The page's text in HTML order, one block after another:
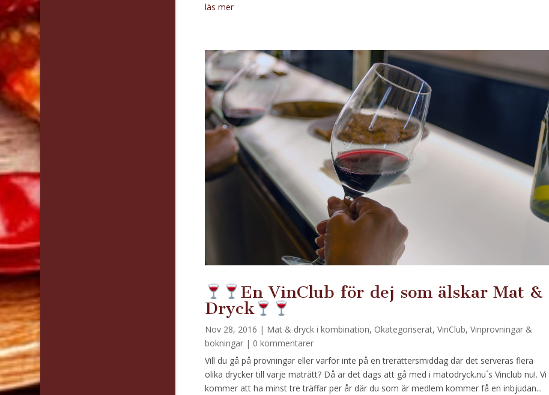
läs mer
En VinClub för dej som älskar Mat &
Dryck
Nov 28, 2016 | Mat & dryck i kombination, Okategoriserat,VinClub,Vinprovningar &
bokningar | 0 kommentarer
Vill du gå på provningar eller varför inte på en trerättersmiddag där det serveras flera
olika drycker till varje maträtt? Då är det dags att gå med i matodryck.nu´s Vinclub nu!. Vi
kommer att ha minst tre träffar per år där du som är medlem kommer få en inbjudan...